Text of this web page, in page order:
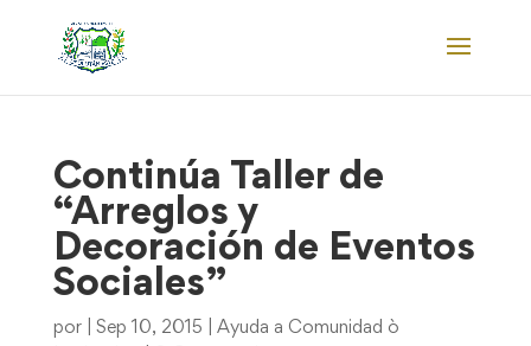
Continúa Taller de
“Arreglos y
Decoración de Eventos
Sociales”
por Sep 10, 2015
Ayuda a Comunidad ò